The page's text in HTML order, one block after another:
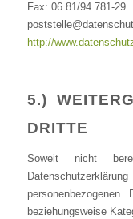
Fax: 06 81/94 781-29
http://
5.)
DRITTE
Soweit nicht
beziehungsweise